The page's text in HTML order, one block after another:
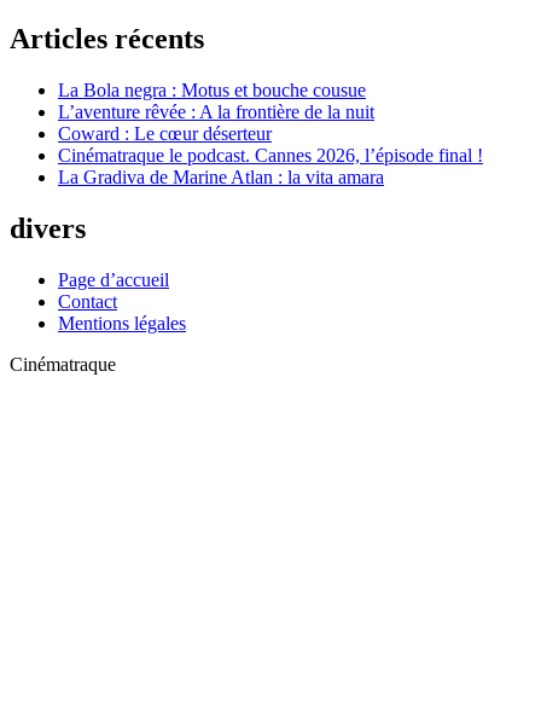
Articles récents
La Bola negra : Motus et bouche cousue
L’aventure rêvée : A la frontière de la nuit
Coward : Le cœur déserteur
Cinématraque le podcast. Cannes 2026, l’épisode final !
La Gradiva de Marine Atlan : la vita amara
divers
Page d’accueil
Contact
Mentions légales
Cinématraque